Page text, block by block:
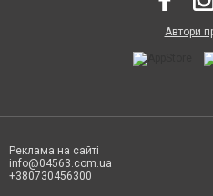
Автори
Реклама на сайті
info@04563.com.ua
+380730456300